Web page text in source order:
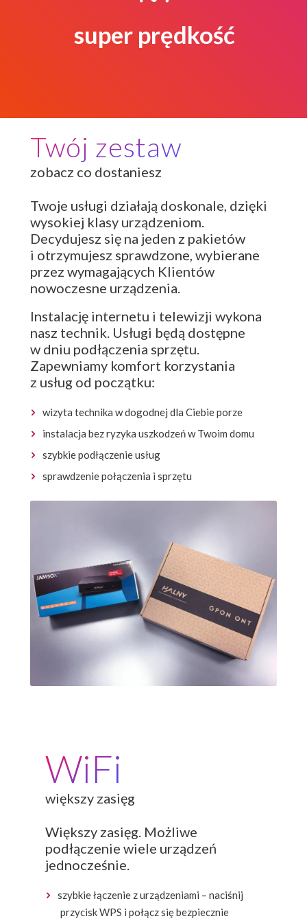
super prędkość
aktualizacje w mgnieniu oka
Twój zestaw
zobacz co dostaniesz
Twoje usługi działają doskonale, dzięki
wysokiej klasy urządzeniom.
Decydujesz się na jeden z pakietów
i otrzymujesz sprawdzone, wybierane
przez wymagających Klientów
nowoczesne urządzenia.
Instalację internetu i telewizji wykona
nasz technik. Usługi będą dostępne
w dniu podłączenia sprzętu.
Zapewniamy komfort korzystania
z usług od początku:
wizyta technika w dogodnej dla Ciebie porze
instalacja bez ryzyka uszkodzeń w Twoim domu
szybkie podłączenie usług
sprawdzenie połączenia i sprzętu
WiFi
większy zasięg
Większy zasięg. Możliwe
podłączenie wiele urządzeń
jednocześnie.
szybkie łączenie z urządzeniami – naciśnij
przycisk WPS i połącz się bezpiecznie